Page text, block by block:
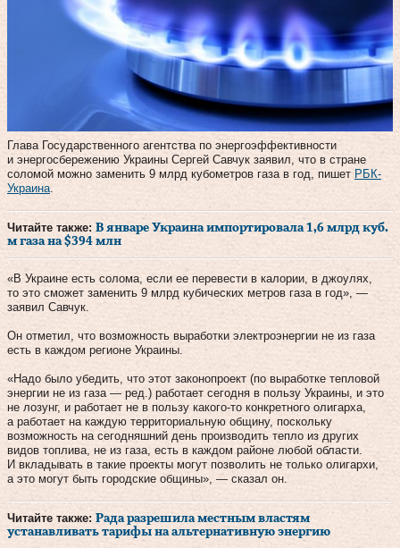
Глава Государственного агентства по энергоэффективности
и энергосбережению Украины Сергей Савчук заявил, что в стране
соломой можно заменить 9 млрд кубометров газа в год, пишет РБК-
Украина
Читайте также: В январе Украина импортировала 1,6 млрд куб.
м газа на $394 млн
«В Украине есть солома, если ее перевести в калории, в джоулях,
то это сможет заменить 9 млрд кубических метров газа в год», —
заявил Савчук.
Он отметил, что возможность выработки электроэнергии не из газа
есть в каждом регионе Украины.
«Надо было убедить, что этот законопроект (по выработке тепловой
энергии не из газа — ред.) работает сегодня в пользу Украины, и это
не лозунг, и работает не в пользу какого-то конкретного олигарха,
а работает на каждую территориальную общину, поскольку
возможность на сегодняшний день производить тепло из других
видов топлива, не из газа, есть в каждом районе любой области.
И вкладывать в такие проекты могут позволить не только олигархи,
а это могут быть городские общины», — сказал он.
Читайте также: Рада разрешила местным властям
устанавливать тарифы на альтернативную энергию